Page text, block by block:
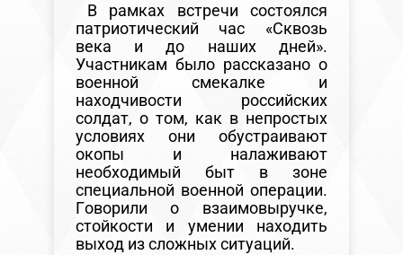
В рамках встречи состоялся
патриотический час «Сквозь
века и до наших дней».
Участникам было рассказано о
военной смекалке и
находчивости российских
солдат, о том, как в непростых
условиях они обустраивают
окопы и налаживают
необходимый быт в зоне
специальной военной операции.
Говорили о взаимовыручке,
стойкости и умении находить
выход из сложных ситуаций.